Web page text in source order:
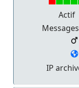
Actif
IP